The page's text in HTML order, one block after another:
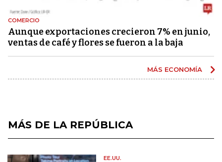
COMERCIO
Aunque exportaciones crecieron 7% en junio,
ventas de café y flores se fueron a la baja
MÁS ECONOMÍA
MÁS DE LA REPÚBLICA
EE.UU.